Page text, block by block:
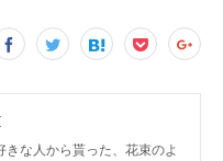
きな人から貰った、花束のよ